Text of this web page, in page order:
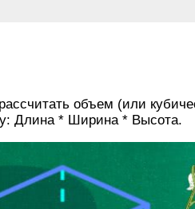
объем (или
Длина * Ширина * Высота.